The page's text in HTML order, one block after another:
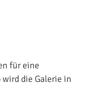
für eine
die Galerie in